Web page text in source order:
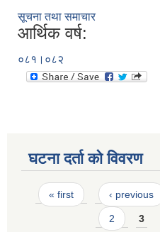
सूचना तथा समाचार
आर्थिक वर्ष:
०८१।०८२
घटना दर्ता को विवरण
Pages
« first ‹ previous
2 3